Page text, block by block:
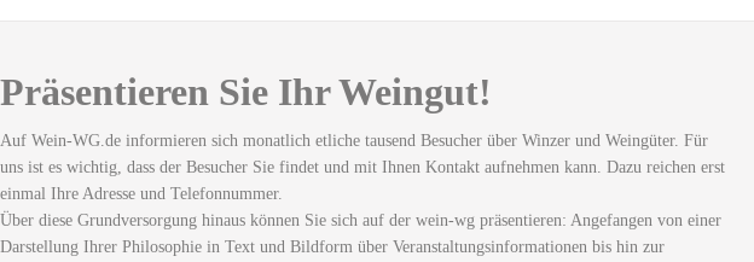
Präsentieren Sie Ihr Weingut!
Auf Wein-WG.de informieren sich monatlich etliche tausend Besucher über Winzer und Weingüter. Für
uns ist es wichtig, dass der Besucher Sie findet und mit Ihnen Kontakt aufnehmen kann. Dazu reichen erst
einmal Ihre Adresse und Telefonnummer.
Über diese Grundversorgung hinaus können Sie sich auf der wein-wg präsentieren: Angefangen von einer
Darstellung Ihrer Philosophie in Text und Bildform über Veranstaltungsinformationen bis hin zur